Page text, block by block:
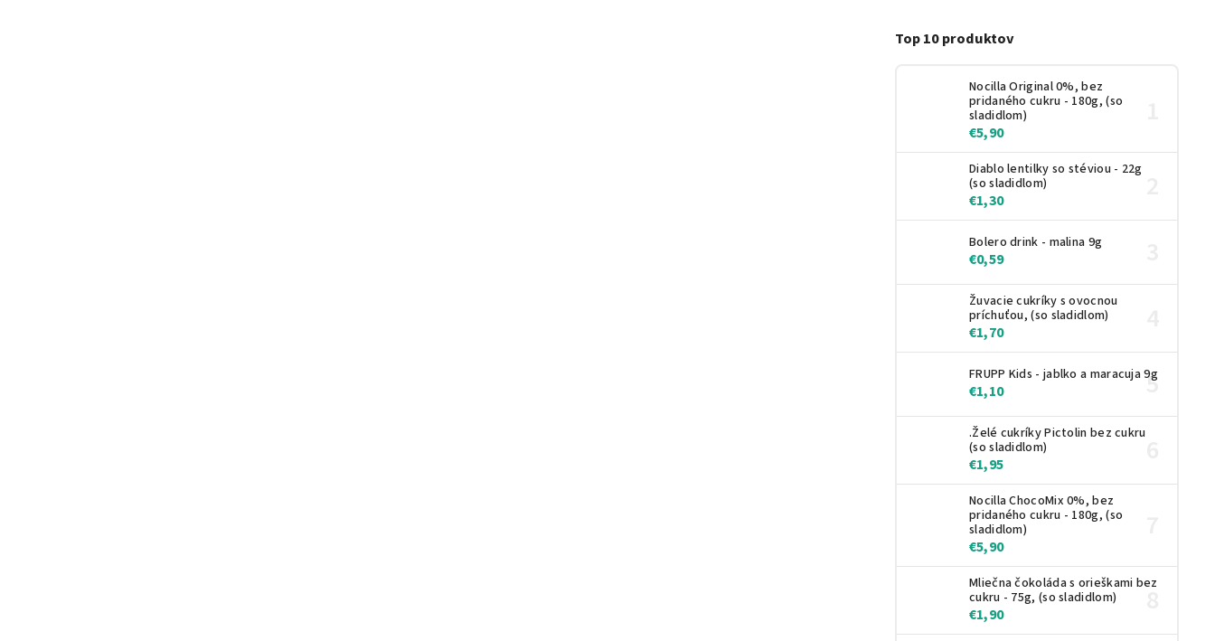
Top 10 produktov
Nocilla Original 0%, bez
pridaného cukru - 180g, (so
sladidlom)
€5,90
Diablo lentilky so stéviou - 22g
(so sladidlom)
€1,30
Bolero drink - malina 9g
€0,59
Žuvacie cukríky s ovocnou
príchuťou, (so sladidlom)
€1,70
FRUPP Kids - jablko a maracuja 9g
€1,10
.Želé cukríky Pictolin bez cukru
(so sladidlom)
€1,95
Nocilla ChocoMix 0%, bez
pridaného cukru - 180g, (so
sladidlom)
€5,90
Mliečna čokoláda s orieškami bez
cukru - 75g, (so sladidlom)
€1,90